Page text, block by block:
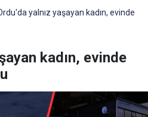
yalnız yaşayan kadın, evinde
kadın, evinde